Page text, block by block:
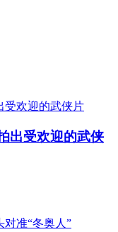
出受欢迎的武侠